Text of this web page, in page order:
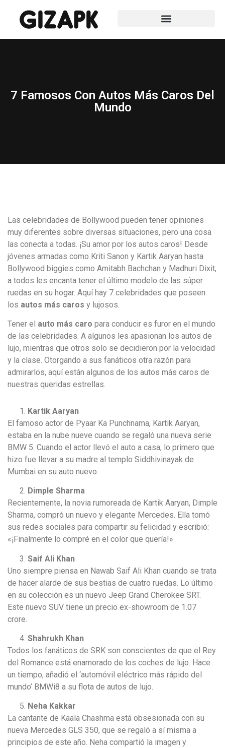
7 Famosos Con Autos Más Caros Del
Mundo
Las celebridades de Bollywood pueden tener opiniones
muy diferentes sobre diversas situaciones, pero una cosa
las conecta a todas. ¡Su amor por los autos caros! Desde
jóvenes armadas como Kriti Sanon y Kartik Aaryan hasta
Bollywood biggies como Amitabh Bachchan y Madhuri Dixit,
a todos les encanta tener el último modelo de las súper
ruedas en su hogar. Aquí hay 7 celebridades que poseen
los autos más caros y lujosos.
Tener el auto más caro para conducir es furor en el mundo
de las celebridades. A algunos les apasionan los autos de
lujo, mientras que otros solo se decidieron por la velocidad
y la clase. Otorgando a sus fanáticos otra razón para
admirarlos, aquí están algunos de los autos más caros de
nuestras queridas estrellas.
Kartik Aaryan
El famoso actor de Pyaar Ka Punchnama, Kartik Aaryan,
estaba en la nube nueve cuando se regaló una nueva serie
BMW 5. Cuando el actor llevó el auto a casa, lo primero que
hizo fue llevar a su madre al templo Siddhivinayak de
Mumbai en su auto nuevo.
Dimple Sharma
Recientemente, la novia rumoreada de Kartik Aaryan, Dimple
Sharma, compró un nuevo y elegante Mercedes. Ella tomó
sus redes sociales para compartir su felicidad y escribió:
«¡Finalmente lo compré en el color que quería!»
Saif Ali Khan
Uno siempre piensa en Nawab Saif Ali Khan cuando se trata
de hacer alarde de sus bestias de cuatro ruedas. Lo último
en su colección es un nuevo Jeep Grand Cherokee SRT.
Este nuevo SUV tiene un precio ex-showroom de 1.07
crore.
Shahrukh Khan
Todos los fanáticos de SRK son conscientes de que el Rey
del Romance está enamorado de los coches de lujo. Hace
un tiempo, añadió el ‘automóvil eléctrico más rápido del
mundo’ BMWi8 a su flota de autos de lujo.
Neha Kakkar
La cantante de Kaala Chashma está obsesionada con su
nueva Mercedes GLS 350, que se regaló a sí misma a
principios de este año. Neha compartió la imagen y